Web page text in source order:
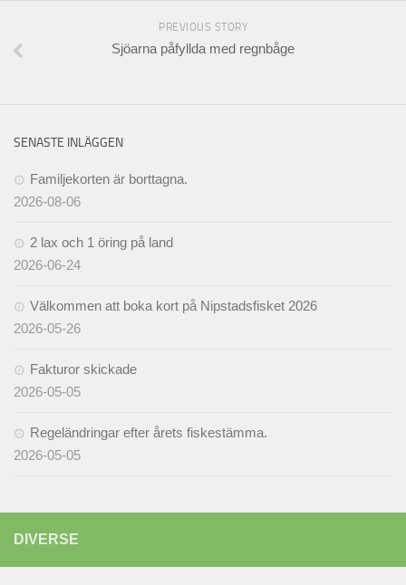
PREVIOUS STORY
Sjöarna påfyllda med regnbåge
SENASTE INLÄGGEN
Familjekorten är borttagna.
2026-08-06
2 lax och 1 öring på land
2026-06-24
Välkommen att boka kort på Nipstadsfisket 2026
2026-05-26
Fakturor skickade
2026-05-05
Regeländringar efter årets fiskestämma.
2026-05-05
DIVERSE